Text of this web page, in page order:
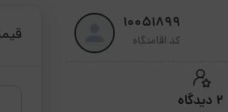
10051899
کد اقامتگاه
2 دیدگاه